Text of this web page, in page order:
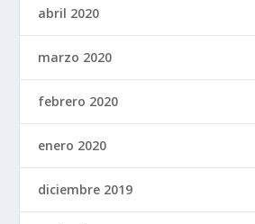
abril 2020
marzo 2020
febrero 2020
enero 2020
diciembre 2019